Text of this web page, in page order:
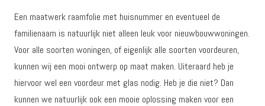
Een maatwerk raamfolie met huisnummer en eventueel de
familienaam is natuurlijk niet alleen leuk voor nieuwbouwwoningen.
Voor alle soorten woningen, of eigenlijk alle soorten voordeuren,
kunnen wij een mooi ontwerp op maat maken. Uiteraard heb je
hiervoor wel een voordeur met glas nodig. Heb je die niet? Dan
kunnen we natuurlijk ook een mooie oplossing maken voor een